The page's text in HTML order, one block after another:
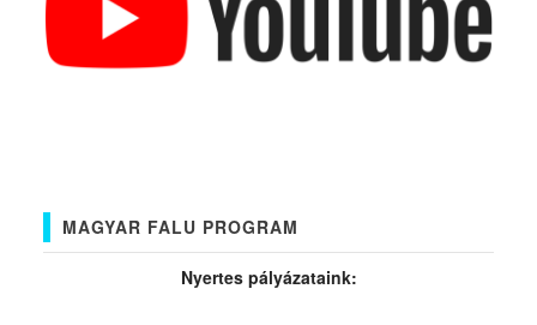
MAGYAR FALU PROGRAM
Nyertes pályázataink: